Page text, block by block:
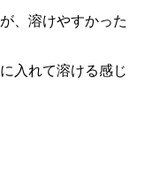
、溶けやすかった
入れて溶ける感じ